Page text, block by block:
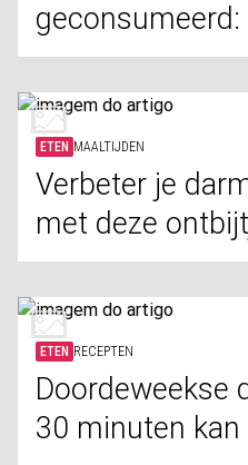
geconsumeerd:
ETEN MAALTIJDEN
Verbeter je
met deze
ETEN RECEPTEN
Doordeweekse
30 minuten kan